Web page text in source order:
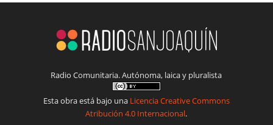
Radio Comunitaria. Autónoma, laica y pluralista
Esta obra está bajo una Licencia Creative Commons
Atribución 4.0 Internacional.